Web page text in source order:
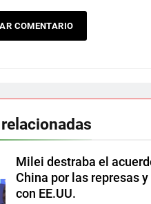
Milei destraba el
China por las represas
con EE.UU.